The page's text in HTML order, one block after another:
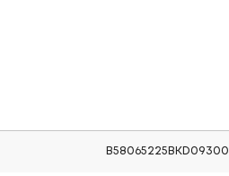
B58065225BKD09300